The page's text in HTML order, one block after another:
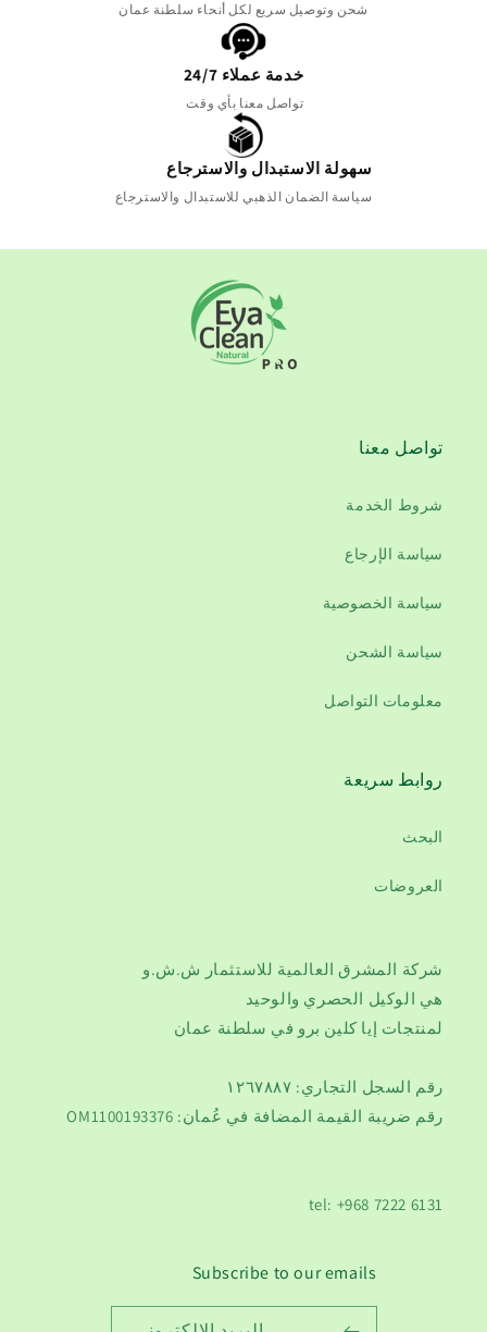
شحن وتوصيل سريع لكل أنحاء سلطنة عمان
خدمة عملاء 24/7
تواصل معنا بأي وقت
سهولة الاستبدال والاسترجاع
سياسة الضمان الذهبي للاستبدال والاسترجاع
تواصل معنا
شروط الخدمة
سياسة الإرجاع
سياسة الخصوصية
سياسة الشحن
معلومات التواصل
روابط سريعة
البحث
العروضات
شركة المشرق العالمية للاستثمار ش.ش.و
هي الوكيل الحصري والوحيد
لمنتجات إيا كلين برو في سلطنة عمان
رقم السجل التجاري: ١٢٦٧٨٨٧
رقم ضريبة القيمة المضافة في عُمان: OM1100193376
tel: +968 7222 6131
Subscribe to our emails